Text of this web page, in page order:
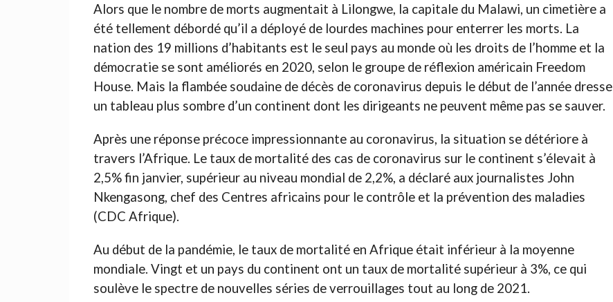
Alors que le nombre de morts augmentait à Lilongwe, la capitale du Malawi, un cimetière a
été tellement débordé qu’il a déployé de lourdes machines pour enterrer les morts. La
nation des 19 millions d’habitants est le seul pays au monde où les droits de l’homme et la
démocratie se sont améliorés en 2020, selon le groupe de réflexion américain Freedom
House. Mais la flambée soudaine de décès de coronavirus depuis le début de l’année dresse
un tableau plus sombre d’un continent dont les dirigeants ne peuvent même pas se sauver.
Après une réponse précoce impressionnante au coronavirus, la situation se détériore à
travers l’Afrique. Le taux de mortalité des cas de coronavirus sur le continent s’élevait à
2,5% fin janvier, supérieur au niveau mondial de 2,2%, a déclaré aux journalistes John
Nkengasong, chef des Centres africains pour le contrôle et la prévention des maladies
(CDC Afrique).
Au début de la pandémie, le taux de mortalité en Afrique était inférieur à la moyenne
mondiale. Vingt et un pays du continent ont un taux de mortalité supérieur à 3%, ce qui
soulève le spectre de nouvelles séries de verrouillages tout au long de 2021.